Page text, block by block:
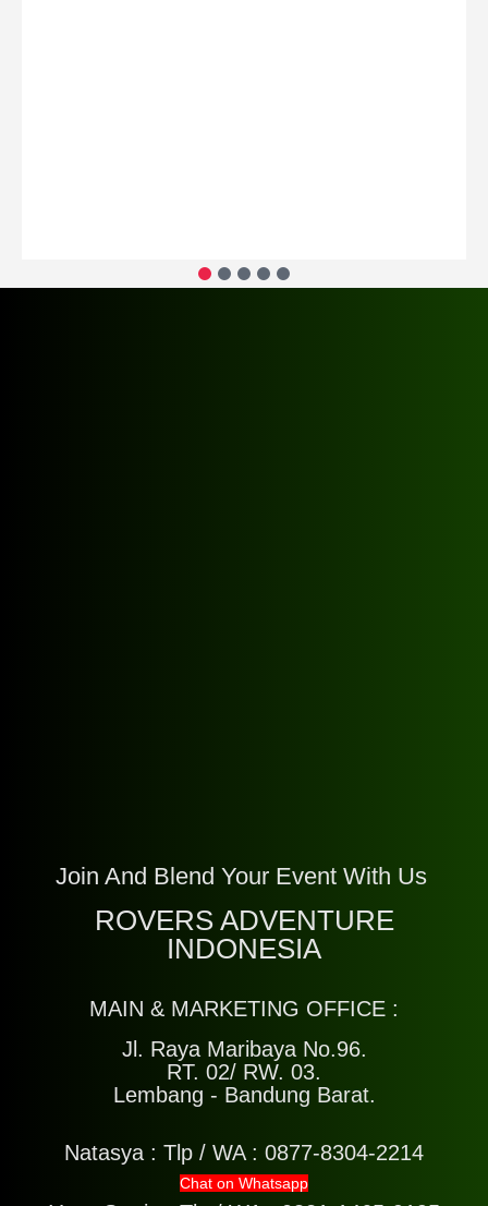
Join And Blend Your Event With Us
ROVERS ADVENTURE
INDONESIA
MAIN & MARKETING OFFICE :
Jl. Raya Maribaya No.96.
RT. 02/ RW. 03.
Lembang - Bandung Barat.
Natasya : Tlp / WA : 0877-8304-2214
Chat on Whatsapp